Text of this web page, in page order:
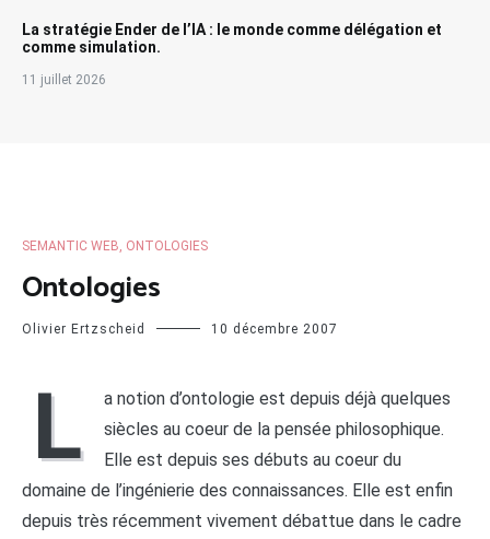
La stratégie Ender de l’IA : le monde comme délégation et
comme simulation.
11 juillet 2026
SEMANTIC WEB, ONTOLOGIES
Ontologies
Olivier Ertzscheid 10 décembre 2007
L
a notion d’ontologie est depuis déjà quelques
siècles au coeur de la pensée philosophique.
Elle est depuis ses débuts au coeur du
domaine de l’ingénierie des connaissances. Elle est enfin
depuis très récemment vivement débattue dans le cadre